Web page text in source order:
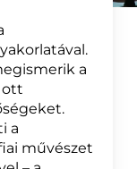
a
ott
a
művészet